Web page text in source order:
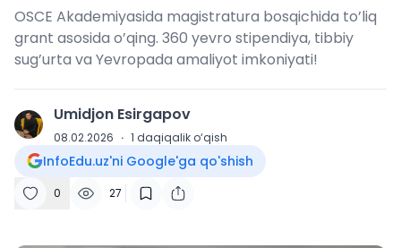
OSCE Akademiyasida magistratura bosqichida to’liq
grant asosida o’qing. 360 yevro stipendiya, tibbiy
sug’urta va Yevropada amaliyot imkoniyati!
U Umidjon Esirgapov
08.02.2026 · 1 daqiqalik o‘qish
InfoEdu.uz'ni Google'ga qo'shish
0 27